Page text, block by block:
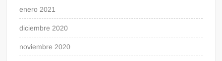
enero 2021
diciembre 2020
noviembre 2020